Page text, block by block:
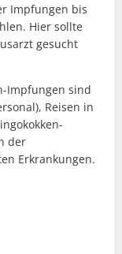
Impfungen bis
Hier sollte
gesucht
Impfungen sind
Reisen in
der
Erkrankungen.